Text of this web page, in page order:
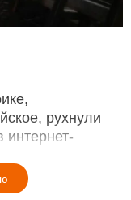
рухнули
интернет-